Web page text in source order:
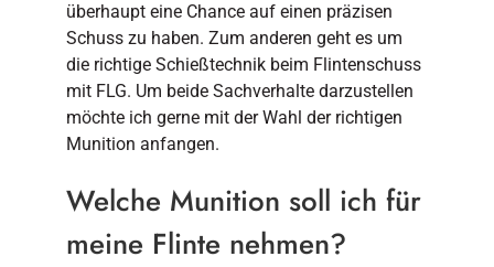
überhaupt eine Chance auf einen präzisen
Schuss zu haben. Zum anderen geht es um
die richtige Schießtechnik beim Flintenschuss
mit FLG. Um beide Sachverhalte darzustellen
möchte ich gerne mit der Wahl der richtigen
Munition anfangen.
Welche Munition soll ich für
meine Flinte nehmen?